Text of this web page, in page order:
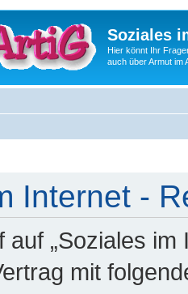
Soziales
Hier könnt Ihr
auch über Armut im
Internet -
auf „Soziales
mit